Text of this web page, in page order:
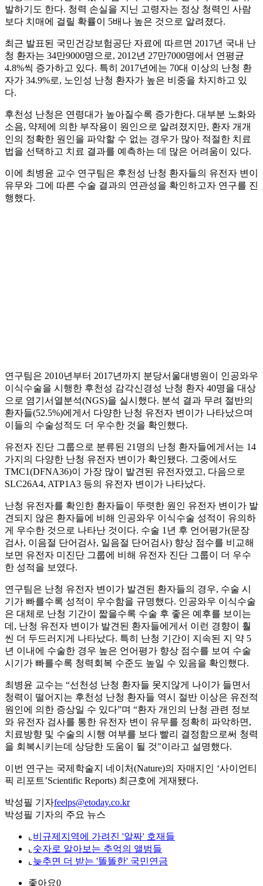
발하기도 한다. 청력 손실을 지닌 고령자는 정상 청력인 사람
보다 치매에 걸릴 확률이 5배나 높은 것으로 알려졌다.
최근 발표된 국민건강보험공단 자료에 따르면 2017년 국내 난
청 환자는 34만9000명으로, 2012년 27만7000명에서 연평균
4.8%씩 증가하고 있다. 특히 2017년에는 70대 이상의 난청 환
자가 34.9%로, 노인성 난청 환자가 높은 비중을 차지하고 있
다.
후천성 난청은 연령대가 높아질수록 증가한다. 대부분 노화와
소음, 약제에 의한 부작용이 원인으로 알려졌지만, 환자 개개
인의 정확한 원인을 파악할 수 없는 경우가 많아 적절한 치료
법을 선택하고 치료 결과를 예측하는 데 많은 어려움이 있다.
이에 최병윤 교수 연구팀은 후천성 난청 환자들의 유전자 변이
유무와 그에 따른 수술 결과의 연관성을 확인하고자 연구를 진
행했다.
연구팀은 2010년부터 2017년까지 분당서울대병원이 인공와우
이식수술을 시행한 후천성 감각신경성 난청 환자 40명을 대상
으로 염기서열분석(NGS)을 실시했다. 분석 결과 무려 절반의
환자들(52.5%)에게서 다양한 난청 유전자 변이가 나타났으며
이들의 수술성적도 더 우수한 것을 확인했다.
유전자 진단 그룹으로 분류된 21명의 난청 환자들에게서는 14
가지의 다양한 난청 유전자 변이가 확인됐다. 그중에서도
TMC1(DFNA36)이 가장 많이 발견된 유전자였고, 다음으로
SLC26A4, ATP1A3 등의 유전자 변이가 나타났다.
난청 유전자를 확인한 환자들이 뚜렷한 원인 유전자 변이가 발
견되지 않은 환자들에 비해 인공와우 이식수술 성적이 유의하
게 우수한 것으로 나타난 것이다. 수술 1년 후 언어평가(문장
검사, 이음절 단어검사, 일음절 단어검사) 향상 점수를 비교해
보면 유전자 미진단 그룹에 비해 유전자 진단 그룹이 더 우수
한 성적을 보였다.
연구팀은 난청 유전자 변이가 발견된 환자들의 경우, 수술 시
기가 빠를수록 성적이 우수함을 규명했다. 인공와우 이식수술
은 대체로 난청 기간이 짧을수록 수술 후 좋은 예후를 보이는
데, 난청 유전자 변이가 발견된 환자들에게서 이런 경향이 훨
씬 더 두드러지게 나타났다. 특히 난청 기간이 지속된 지 약 5
년 이내에 수술한 경우 높은 언어평가 향상 점수를 보여 수술
시기가 빠를수록 청력회복 수준도 높일 수 있음을 확인했다.
최병윤 교수는 “선천성 난청 환자들 못지않게 나이가 들면서
청력이 떨어지는 후천성 난청 환자들 역시 절반 이상은 유전적
원인에 의한 증상일 수 있다”며 “환자 개인의 난청 관련 정보
와 유전자 검사를 통한 유전자 변이 유무를 정확히 파악하면,
치료방향 및 수술의 시행 여부를 보다 빨리 결정함으로써 청력
을 회복시키는데 상당한 도움이 될 것"이라고 설명했다.
이번 연구는 국제학술지 네이처(Nature)의 자매지인 ‘사이언티
픽 리포트’Scientific Reports) 최근호에 게재됐다.
박성필 기자feelps@etoday.co.kr
박성필 기자의 주요 뉴스
⌞ 비규제지역에 가려진 '알짜' 호재들
⌞ 숫자로 알아보는 추억의 앨범들
⌞ 늦추면 더 받는 '똘똘한' 국민연금
좋아요0